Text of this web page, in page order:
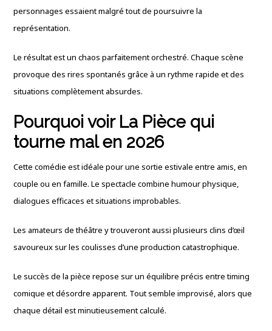
personnages essaient malgré tout de poursuivre la
représentation.
Le résultat est un chaos parfaitement orchestré. Chaque scène
provoque des rires spontanés grâce à un rythme rapide et des
situations complètement absurdes.
Pourquoi voir La Pièce qui
tourne mal en 2026
Cette comédie est idéale pour une sortie estivale entre amis, en
couple ou en famille. Le spectacle combine humour physique,
dialogues efficaces et situations improbables.
Les amateurs de théâtre y trouveront aussi plusieurs clins d’œil
savoureux sur les coulisses d’une production catastrophique.
Le succès de la pièce repose sur un équilibre précis entre timing
comique et désordre apparent. Tout semble improvisé, alors que
chaque détail est minutieusement calculé.